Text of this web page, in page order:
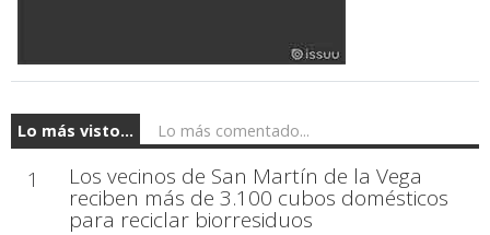
Lo más visto... Lo más comentado...
1 Los vecinos de San Martín de la Vega
reciben más de 3.100 cubos domésticos
para reciclar biorresiduos